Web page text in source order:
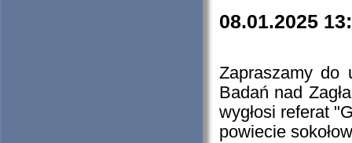
08.01.2025
Zapraszamy do
Badań nad
wygłosi referat
powiecie